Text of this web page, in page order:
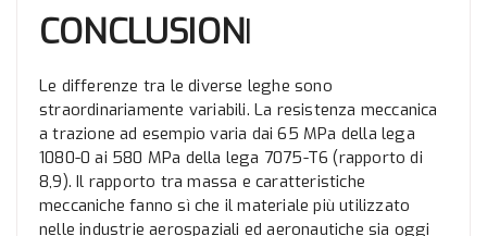
CONCLUSIONI
Le differenze tra le diverse leghe sono
straordinariamente variabili. La resistenza meccanica
a trazione ad esempio varia dai 65 MPa della lega
1080-0 ai 580 MPa della lega 7075-T6 (rapporto di
8,9). Il rapporto tra massa e caratteristiche
meccaniche fanno sì che il materiale più utilizzato
nelle industrie aerospaziali ed aeronautiche sia oggi